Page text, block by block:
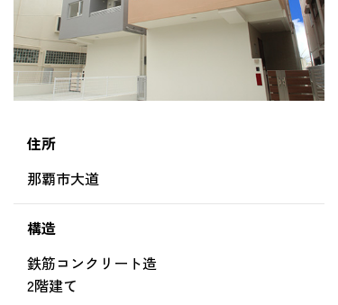
住所
那覇市大道
構造
鉄筋コンクリート造
2階建て